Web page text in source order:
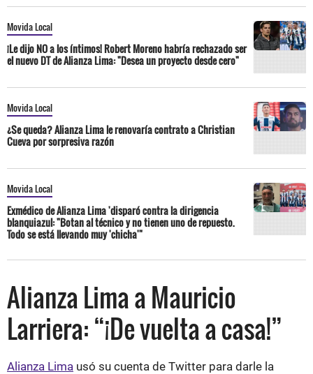
Movida Local
¡Le dijo NO a los íntimos! Robert Moreno habría rechazado ser
el nuevo DT de Alianza Lima: "Desea un proyecto desde cero"
Movida Local
¿Se queda? Alianza Lima le renovaría contrato a Christian
Cueva por sorpresiva razón
Movida Local
Exmédico de Alianza Lima 'disparó contra la dirigencia
blanquiazul: "Botan al técnico y no tienen uno de repuesto.
Todo se está llevando muy 'chicha'"
Alianza Lima a Mauricio
Larriera: “¡De vuelta a casa!”
Alianza Lima usó su cuenta de Twitter para darle la